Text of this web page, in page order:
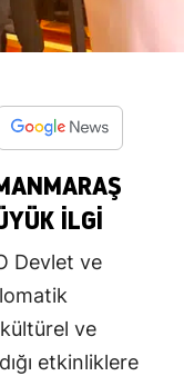
İLGI
Devlet ve
ve
etkinliklere